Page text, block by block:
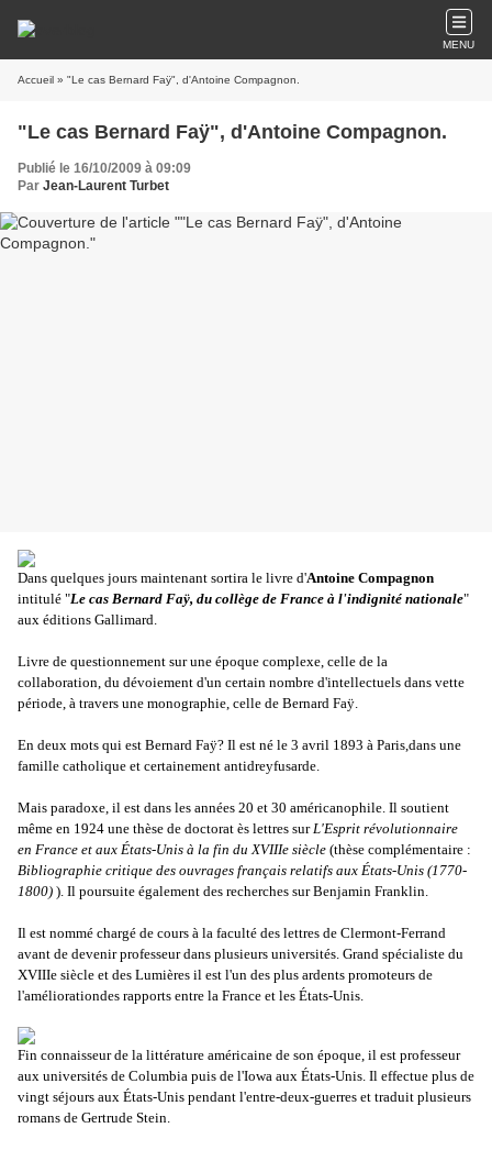
MENU
Accueil » "Le cas Bernard Faÿ", d'Antoine Compagnon.
"Le cas Bernard Faÿ", d'Antoine Compagnon.
Publié le 16/10/2009 à 09:09
Par Jean-Laurent Turbet
Dans quelques jours maintenant sortira le livre d'Antoine Compagnon
intitulé "Le cas Bernard Faÿ, du collège de France à l'indignité nationale"
aux éditions Gallimard.
Livre de questionnement sur une époque complexe, celle de la
collaboration, du dévoiement d'un certain nombre d'intellectuels dans vette
période, à travers une monographie, celle de Bernard Faÿ.
En deux mots qui est Bernard Faÿ? Il est né le 3 avril 1893 à Paris,dans une
famille catholique et certainement antidreyfusarde.
Mais paradoxe, il est dans les années 20 et 30 américanophile. Il soutient
même en 1924 une thèse de doctorat ès lettres surL'Esprit révolutionnaire
en France et aux États-Unis à la fin du XVIIIe siècle (thèse complémentaire :
Bibliographie critique des ouvrages français relatifs aux États-Unis (1770-
1800) ). Il poursuite également des recherches sur Benjamin Franklin.
Il est nommé chargé de cours à la faculté des lettres de Clermont-Ferrand
avant de devenir professeur dans plusieurs universités. Grand spécialiste du
XVIIIe siècle et des Lumières il est l'un des plus ardents promoteurs de
l'améliorationdes rapports entre la France et les États-Unis.
Fin connaisseur de la littérature américaine de son époque, il est professeur
aux universités de Columbia puis de l'Iowa aux États-Unis. Il effectue plus de
vingt séjours aux États-Unis pendant l'entre-deux-guerres et traduit plusieurs
romans de Gertrude Stein.